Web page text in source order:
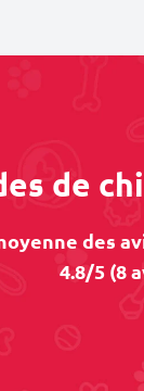
de
des
4.8/5 (8